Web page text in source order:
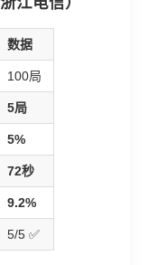
数据
100局
5局
5%
72秒
9.2%
5/5 ✅